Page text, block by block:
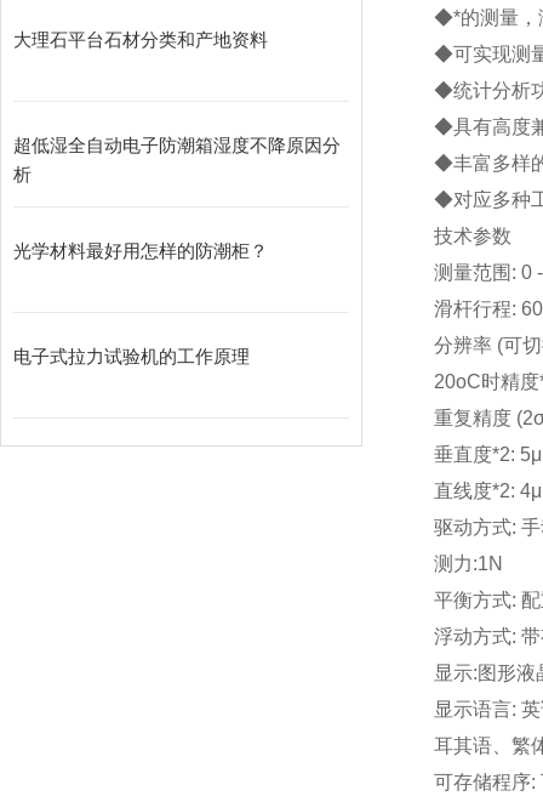
大理石平台石材分类和产地资料
超低湿全自动电子防潮箱湿度不降原因分
析
光学材料最好用怎样的防潮柜？
电子式拉力试验机的工作原理
◆*的测量，
◆可实现测
◆统计分析
◆具有高度
◆丰富多样
◆对应多种
技术参数
测量范围: 0
滑杆行程:
分辨率 (可
20oC时精
重复精度
垂直度*2:
直线度*2:
驱动方式:
测力:1N
平衡方式:
浮动方式:
显示:图形
显示语言:
耳其语、繁
可存储程序: